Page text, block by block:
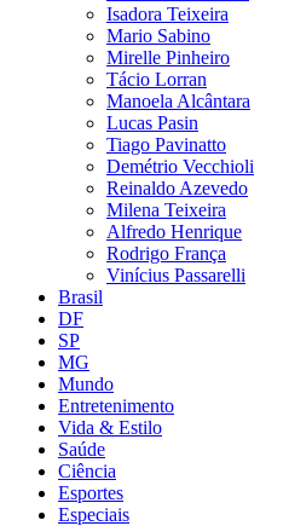
Isadora Teixeira
Mario Sabino
Mirelle Pinheiro
Tácio Lorran
Manoela Alcântara
Lucas Pasin
Tiago Pavinatto
Demétrio Vecchioli
Reinaldo Azevedo
Milena Teixeira
Alfredo Henrique
Rodrigo França
Vinícius Passarelli
Brasil
DF
SP
MG
Mundo
Entretenimento
Vida & Estilo
Saúde
Ciência
Esportes
Especiais